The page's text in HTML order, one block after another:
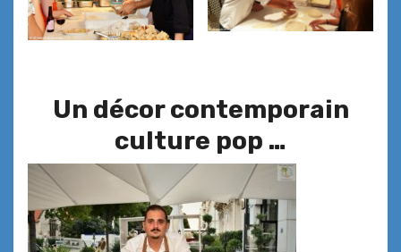
Un décor contemporain
culture pop …